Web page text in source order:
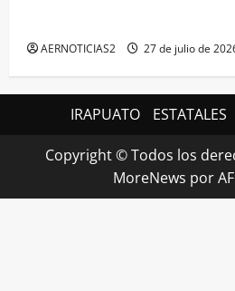
AERNOTICIAS2 27 de julio de
IRAPUATO ESTATALES
Copyright © Todos los
MoreNews por